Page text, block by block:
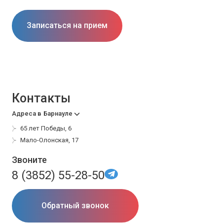
Записаться на прием
Контакты
Адреса в Барнауле
65 лет Победы, 6
Мало-Олонская, 17
Звоните
8 (3852) 55-28-50
Обратный звонок